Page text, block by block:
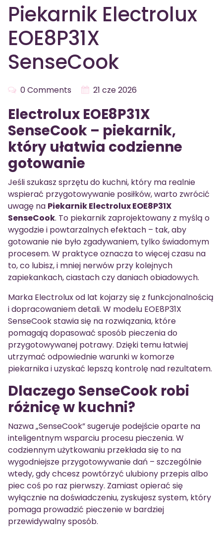
Piekarnik Electrolux
EOE8P31X
SenseCook
0 Comments 21 cze 2026
Electrolux EOE8P31X
SenseCook – piekarnik,
który ułatwia codzienne
gotowanie
Jeśli szukasz sprzętu do kuchni, który ma realnie
wspierać przygotowywanie posiłków, warto zwrócić
uwagę na Piekarnik Electrolux EOE8P31X
SenseCook. To piekarnik zaprojektowany z myślą o
wygodzie i powtarzalnych efektach – tak, aby
gotowanie nie było zgadywaniem, tylko świadomym
procesem. W praktyce oznacza to więcej czasu na
to, co lubisz, i mniej nerwów przy kolejnych
zapiekankach, ciastach czy daniach obiadowych.
Marka Electrolux od lat kojarzy się z funkcjonalnością
i dopracowaniem detali. W modelu EOE8P31X
SenseCook stawia się na rozwiązania, które
pomagają dopasować sposób pieczenia do
przygotowywanej potrawy. Dzięki temu łatwiej
utrzymać odpowiednie warunki w komorze
piekarnika i uzyskać lepszą kontrolę nad rezultatem.
Dlaczego SenseCook robi
różnicę w kuchni?
Nazwa „SenseCook” sugeruje podejście oparte na
inteligentnym wsparciu procesu pieczenia. W
codziennym użytkowaniu przekłada się to na
wygodniejsze przygotowywanie dań – szczególnie
wtedy, gdy chcesz powtórzyć ulubiony przepis albo
piec coś po raz pierwszy. Zamiast opierać się
wyłącznie na doświadczeniu, zyskujesz system, który
pomaga prowadzić pieczenie w bardziej
przewidywalny sposób.